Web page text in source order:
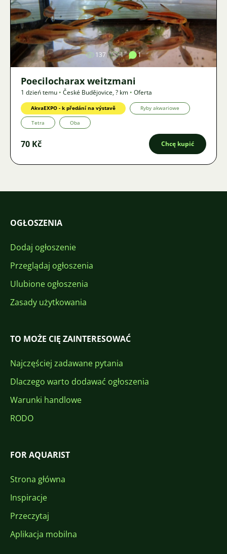
Zdjęcie
137 1 1
Poecilocharax weitzmani
1 dzień temu • České Budějovice,? km • Oferta
AkvaEXPO - k předání na výstavě Ryby akwariowe
Tetra Oba
70 Kč Chcę kupić
OGŁOSZENIA
Dodaj ogłoszenie
Przeglądaj ogłoszenia
Ulubione ogłoszenia
Zasady użytkowania
TO MOŻE CIĘ ZAINTERESOWAĆ
Najczęściej zadawane pytania
Dlaczego warto dodawać ogłoszenia
Warunki handlowe
RODO
FOR AQUARIST
Strona główna
Inspiracje
Przeczytaj
Aplikacja mobilna